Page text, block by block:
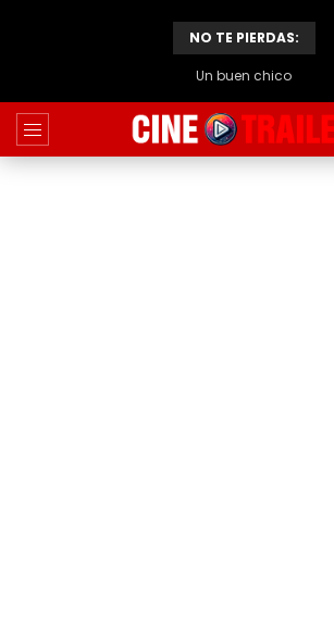
NO TE PIERDAS:
Un buen chico